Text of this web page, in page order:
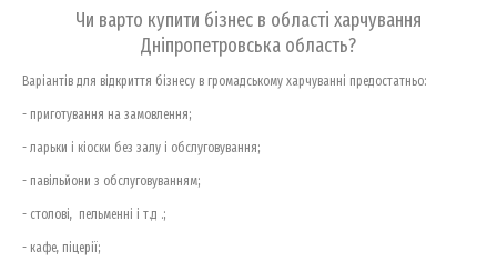
Чи варто купити бізнес в області харчування
Дніпропетровська область?
Варіантів для відкриття бізнесу в громадському харчуванні предостатньо:
- приготування на замовлення;
- ларьки і кіоски без залу і обслуговування;
- павільйони з обслуговуванням;
- столові, пельменні і т.д .;
- кафе, піцерії;